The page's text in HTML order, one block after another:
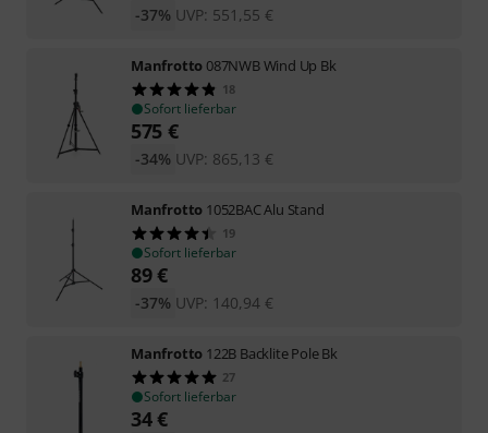
UVP: 551,55 €
-37%
Manfrotto 087NWB Wind Up Bk
18
Sofort lieferbar
575 €
UVP: 865,13 €
-34%
Manfrotto 1052BAC Alu Stand
19
Sofort lieferbar
89€
UVP: 140,94 €
-37%
Manfrotto 122B Backlite Pole Bk
27
Sofort lieferbar
34€